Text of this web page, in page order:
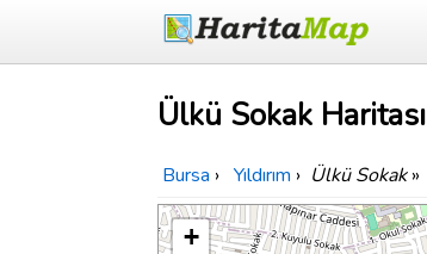
Ülkü Sokak Haritası
Bursa › Yıldırım › Ülkü Sokak»
+